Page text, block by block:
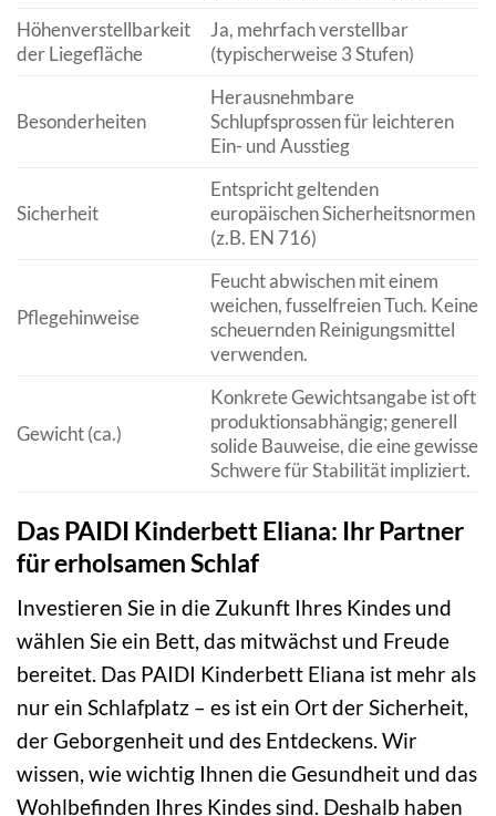
Höhenverstellbarkeit
der Liegefläche
Ja, mehrfach verstellbar
(typischerweise 3 Stufen)
Besonderheiten
Herausnehmbare
Schlupfsprossen für leichteren
Ein- und Ausstieg
Sicherheit
Entspricht geltenden
europäischen Sicherheitsnormen
(z.B. EN 716)
Pflegehinweise
Feucht abwischen mit einem
weichen, fusselfreien Tuch. Keine
scheuernden Reinigungsmittel
verwenden.
Gewicht (ca.)
Konkrete Gewichtsangabe ist oft
produktionsabhängig; generell
solide Bauweise, die eine gewisse
Schwere für Stabilität impliziert.
Das PAIDI Kinderbett Eliana: Ihr Partner
für erholsamen Schlaf
Investieren Sie in die Zukunft Ihres Kindes und
wählen Sie ein Bett, das mitwächst und Freude
bereitet. Das PAIDI Kinderbett Eliana ist mehr als
nur ein Schlafplatz – es ist ein Ort der Sicherheit,
der Geborgenheit und des Entdeckens. Wir
wissen, wie wichtig Ihnen die Gesundheit und das
Wohlbefinden Ihres Kindes sind. Deshalb haben